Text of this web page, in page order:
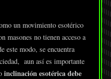
un movimiento esotérico
masones no tienen acceso a
este modo, se encuentra
aun así es importante
inclinación esotérica debe